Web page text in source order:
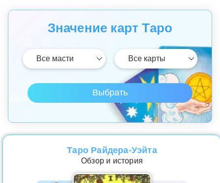
Значение карт Таро
Таро Райдера-Уэйта
Обзор и история